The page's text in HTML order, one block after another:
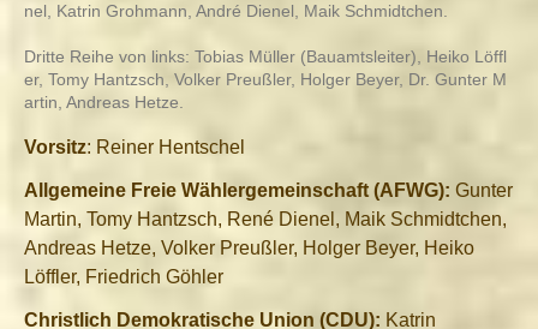
nel, Katrin Grohmann, André Dienel, Maik Schmidtchen.
Dritte Reihe von links: Tobias Müller (Bauamtsleiter), Heiko Löffl
er, Tomy Hantzsch, Volker Preußler, Holger Beyer, Dr. Gunter M
artin, Andreas Hetze.
Vorsitz: Reiner Hentschel
Allgemeine Freie Wählergemeinschaft (AFWG): Gunter
Martin, Tomy Hantzsch, René Dienel, Maik Schmidtchen,
Andreas Hetze, Volker Preußler, Holger Beyer, Heiko
Löffler, Friedrich Göhler
Christlich Demokratische Union (CDU): Katrin